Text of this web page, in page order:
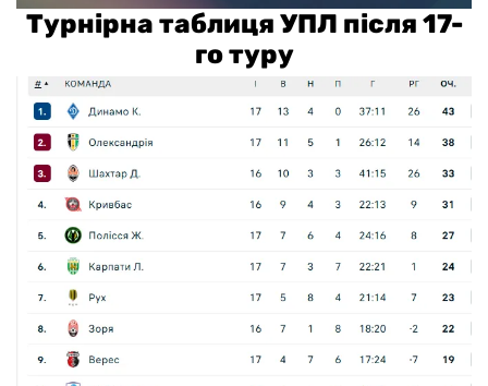
Турнірна таблиця УПЛ після 17-
го туру